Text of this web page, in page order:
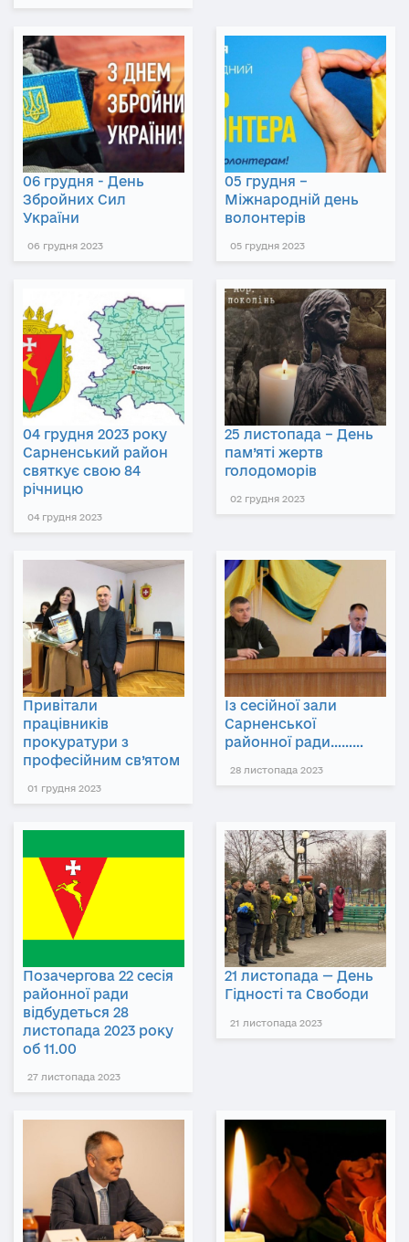
06 грудня - День
Збройних Сил
України
06 грудня 2023
05 грудня –
Міжнародній день
волонтерів
05 грудня 2023
04 грудня 2023 року
Сарненський район
святкує свою 84
річницю
04 грудня 2023
25 листопада – День
пам’яті жертв
голодоморів
02 грудня 2023
Привітали
працівників
прокуратури з
професійним св’ятом
01 грудня 2023
Із сесійної зали
Сарненської
районної ради………
28 листопада 2023
Позачергова 22 сесія
районної ради
відбудеться 28
листопада 2023 року
об 11.00
27 листопада 2023
21 листопада — День
Гідності та Свободи
21 листопада 2023